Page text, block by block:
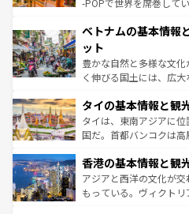
参照してほしい。
容にもいいと評判のスイ
照してほしい。
-POPで世界を席巻して
き、地方に足を延ばせば
できる。そして、キムチ
まで、さまざまな韓国
らではのナイトライフ
わって
覧 を参照してほしい。
ベトナムの基本情報
ット
豊かな自然と多様な文
く伸びる国土には、広
急速な発展と共に伝統
ーチミン市のフランス
醸し出している。また
とつ。フォーやバインミ
ひ現地で味わいたい。
が旅行者を迎えてくれ
タイの基本情報と観
タイは、東南アジアに
国だ。首都バンコクは
の活気が交差している。
帯で自然と触れ合い、
いビーチでリゾート気
香港の基本情報と観
アジアと西洋の文化が
もっている。ヴィクト